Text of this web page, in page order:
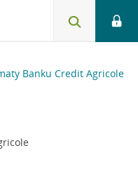
Banku Credit Agricole